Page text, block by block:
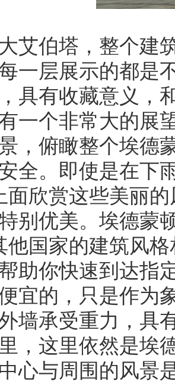
艾伯塔，整个建
一层展示的都是
具有收藏意义，
一个非常大的展
，俯瞰整个埃德
全。即使是在下
面欣赏这些美丽
别优美。埃德蒙
他国家的建筑风
助你快速到达指
宜的，只是作为
墙承受重力，具
，这里依然是埃
心与周围的风景